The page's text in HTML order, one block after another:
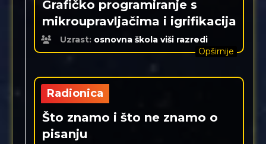
Grafičko programiranje s
mikroupravljačima i igrifikacija
Uzrast: osnovna škola viši razredi
Opširnije
Radionica
Što znamo i što ne znamo o
pisanju